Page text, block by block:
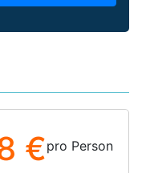
€pro Person